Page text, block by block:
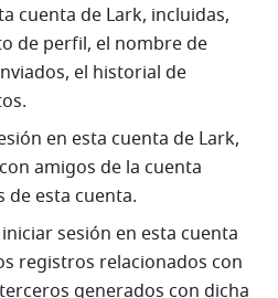
cuenta de Lark, incluidas,
de perfil, el nombre de
el historial de
en esta cuenta de Lark,
amigos de la cuenta
de esta cuenta.
sesión en esta cuenta
registros relacionados con
generados con dicha